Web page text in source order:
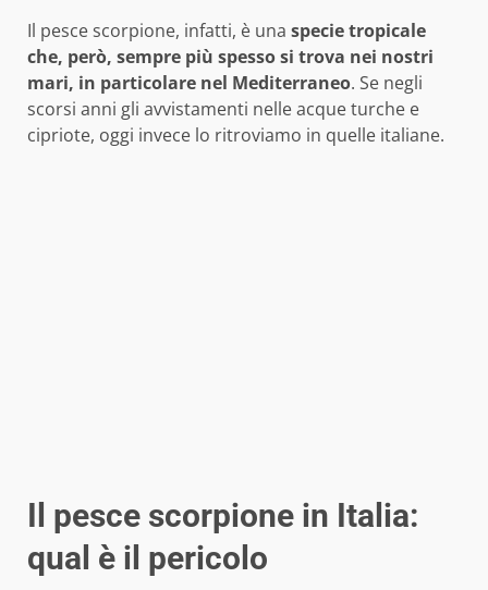
Il pesce scorpione, infatti, è una specie tropicale
che, però, sempre più spesso si trova nei nostri
mari, in particolare nel Mediterraneo. Se negli
scorsi anni gli avvistamenti nelle acque turche e
cipriote, oggi invece lo ritroviamo in quelle italiane.
Il pesce scorpione in Italia:
qual è il pericolo